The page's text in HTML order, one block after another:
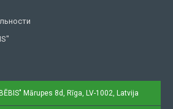
Mārupes 8d, Rīga, LV-1002, Latvija